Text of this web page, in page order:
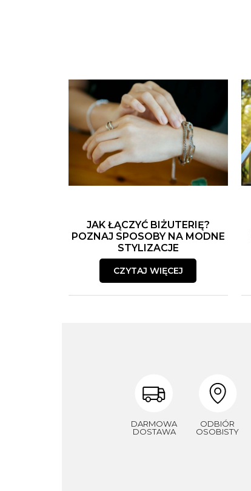
JAK ŁĄCZYĆ BIŻUTERIĘ?
POZNAJ SPOSOBY NA MODNE
STYLIZACJE
CZYTAJ WIĘCEJ
DARMOWA
DOSTAWA
ODBIÓR
OSOBISTY